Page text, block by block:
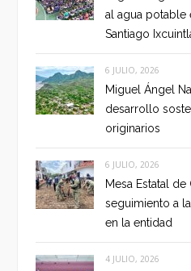
al agua potable
Santiago
6 JULIO, 2026
Miguel Ángel
desarrollo
originarios
6 JULIO, 2026
Mesa Estatal
seguimiento a
en la entidad
4 JULIO, 2026